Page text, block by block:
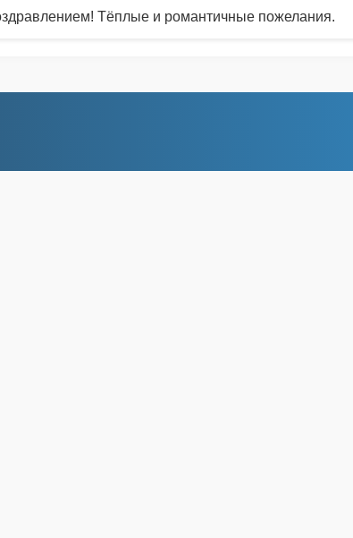
Тёплые и романтичные пожелания.